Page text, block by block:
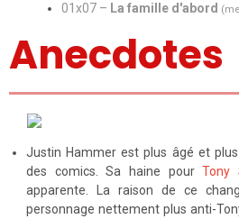
01x07 – La famille d'abord
Anecdotes
Justin Hammer est plus âgé et
des comics. Sa haine pourTony
apparente. La raison de ce
personnage nettement plus anti-